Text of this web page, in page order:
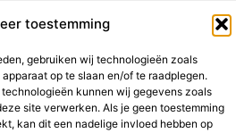
toestemming
gebruiken wij technologieën zoals
op te slaan en/of te raadplegen.
kunnen wij gegevens zoals
site verwerken. Als je geen toestemming
kan dit een nadelige invloed hebben op
Website index Uit De Media
sleutel tot een sterke online autoriteit
jouw weg naar financiële vrijheid